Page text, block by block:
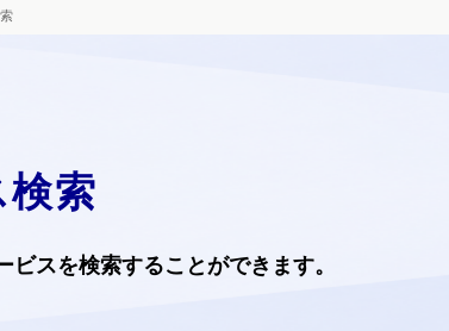
検索
ビスを検索することができます。